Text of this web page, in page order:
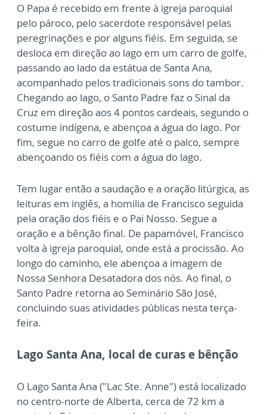
O Papa é recebido em frente à igreja paroquial
pelo pároco, pelo sacerdote responsável pelas
peregrinações e por alguns fiéis. Em seguida, se
desloca em direção ao lago em um carro de golfe,
passando ao lado da estátua de Santa Ana,
acompanhado pelos tradicionais sons do tambor.
Chegando ao lago, o Santo Padre faz o Sinal da
Cruz em direção aos 4 pontos cardeais, segundo o
costume indígena, e abençoa a água do lago. Por
fim, segue no carro de golfe até o palco, sempre
abençoando os fiéis com a água do lago.
Tem lugar então a saudação e a oração litúrgica, as
leituras em inglês, a homilia de Francisco seguida
pela oração dos fiéis e o Pai Nosso. Segue a
oração e a bênção final. De papamóvel, Francisco
volta à igreja paroquial, onde está a procissão. Ao
longo do caminho, ele abençoa a imagem de
Nossa Senhora Desatadora dos nós. Ao final, o
Santo Padre retorna ao Seminário São José,
concluindo suas atividades públicas nesta terça-
feira.
Lago Santa Ana, local de curas e bênção
O Lago Santa Ana ("Lac Ste. Anne") está localizado
no centro-norte de Alberta, cerca de 72 km a